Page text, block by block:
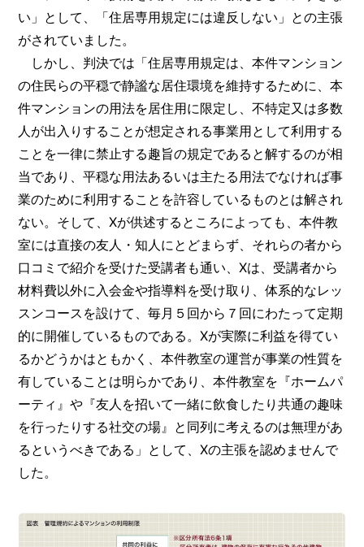
い」として、「住居専用規定には違反しない」との主張
がされていました。
しかし、判決では「住居専用規定は、本件マンション
の住民らの平穏で静謐な居住環境を維持するために、本
件マンションの用法を居住用に限定し、不特定又は多数
人が出入りすることが想定される事業用として利用する
ことを一律に禁止する趣旨の規定であると解するのが相
当であり、平穏な用法あるいは主たる用法でなければ事
業のために利用することを許容しているものとは解され
ない。そして、Xが供述するところによっても、本件教
室には直接の友人・知人にとどまらず、それらの者から
口コミで紹介を受けた受講者も通い、Xは、受講者から
材料費以外に入会金や指導料を受け取り、体系的なレッ
スンコースを設けて、毎月５回から７回にわたって定期
的に開催しているものである。Xが実際に利益を得てい
るかどうかはともかく、本件教室の運営が事業の性質を
有していることは明らかであり、本件教室を『ホームパ
ーティ』や『友人を招いて一緒に飲食したり共通の趣味
を行ったりする社交の場』と同列に考えるのは無理があ
るというべきである」として、Xの主張を認めませんで
した。